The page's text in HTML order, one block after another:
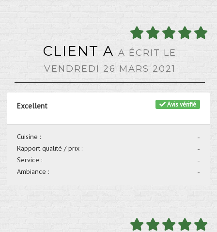
CLIENT A A ÉCRIT LE
VENDREDI 26 MARS 2021
Avis vérifié
Excellent
-
Cuisine :
-
Rapport qualité / prix :
-
Service :
-
Ambiance :